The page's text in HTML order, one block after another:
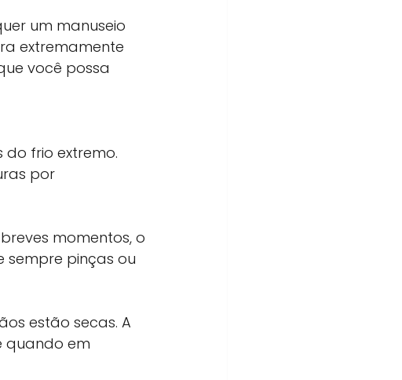
um manuseio
extremamente
você possa
frio extremo.
por
momentos, o
sempre pinças ou
estão secas. A
quando em